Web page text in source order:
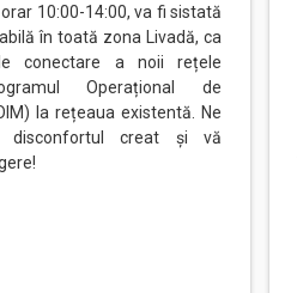
10:00-14:00, va fi sistată
în toată zona Livadă, ca
conectare a noii rețele
Operațional de
la rețeaua existentă. Ne
disconfortul creat și vă